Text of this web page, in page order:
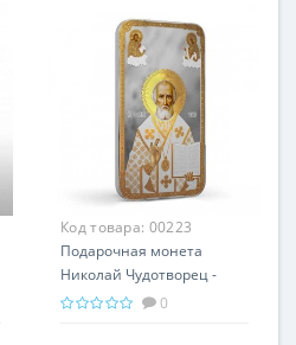
Код товара: 00223
Подарочная монета
Николай Чудотворец -
Икона серебро 31.10 гр -
0